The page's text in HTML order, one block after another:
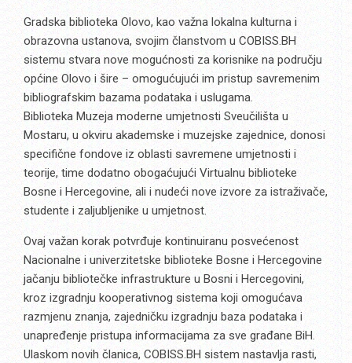
Gradska biblioteka Olovo, kao važna lokalna kulturna i
obrazovna ustanova, svojim članstvom u COBISS.BH
sistemu stvara nove mogućnosti za korisnike na području
općine Olovo i šire – omogućujući im pristup savremenim
bibliografskim bazama podataka i uslugama.
Biblioteka Muzeja moderne umjetnosti Sveučilišta u
Mostaru, u okviru akademske i muzejske zajednice, donosi
specifične fondove iz oblasti savremene umjetnosti i
teorije, time dodatno obogaćujući Virtualnu biblioteke
Bosne i Hercegovine, ali i nudeći nove izvore za istraživače,
studente i zaljubljenike u umjetnost.
Ovaj važan korak potvrđuje kontinuiranu posvećenost
Nacionalne i univerzitetske biblioteke Bosne i Hercegovine
jačanju bibliotečke infrastrukture u Bosni i Hercegovini,
kroz izgradnju kooperativnog sistema koji omogućava
razmjenu znanja, zajedničku izgradnju baza podataka i
unapređenje pristupa informacijama za sve građane BiH.
Ulaskom novih članica, COBISS.BH sistem nastavlja rasti,